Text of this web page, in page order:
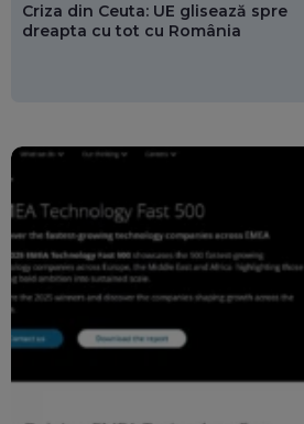
Criza din Ceuta: UE glisează spre
dreapta cu tot cu România